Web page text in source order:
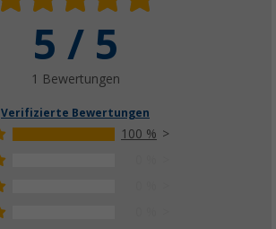
5 / 5
1 Bewertungen
Verifizierte Bewertungen
100 %